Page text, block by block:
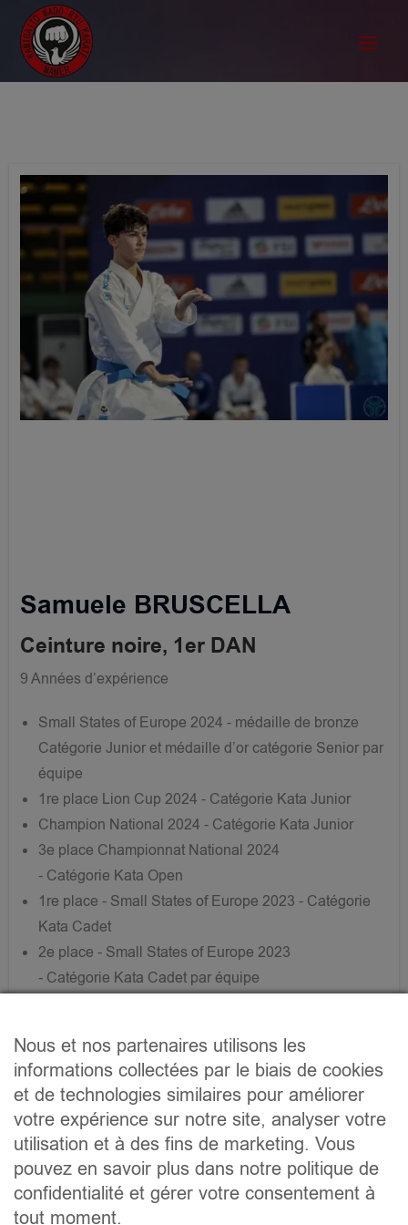
Samuele BRUSCELLA
Ceinture noire, 1er DAN
9 Années d’expérience
Small States of Europe 2024 - médaille de bronze
Catégorie Junior et médaille d’or catégorie Senior par
équipe
1re place Lion Cup 2024 - Catégorie Kata Junior
Champion National 2024 - Catégorie Kata Junior
3e place Championnat National 2024
- Catégorie Kata Open
1re place - Small States of Europe 2023 - Catégorie
Kata Cadet
2e place - Small States of Europe 2023
- Catégorie Kata Cadet par équipe
Karate ass fir mech eng Passioun, eng Aart ze
liewen, Disziplinn a Respekt.
Nous et nos partenaires utilisons les
informations collectées par le biais de cookies
et de technologies similaires pour améliorer
votre expérience sur notre site, analyser votre
utilisation et à des fins de marketing. Vous
pouvez en savoir plus dans notre politique de
confidentialité et gérer votre consentement à
tout moment.